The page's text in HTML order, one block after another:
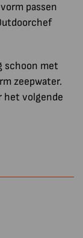
passen
schoon met
zeepwater.
het volgende